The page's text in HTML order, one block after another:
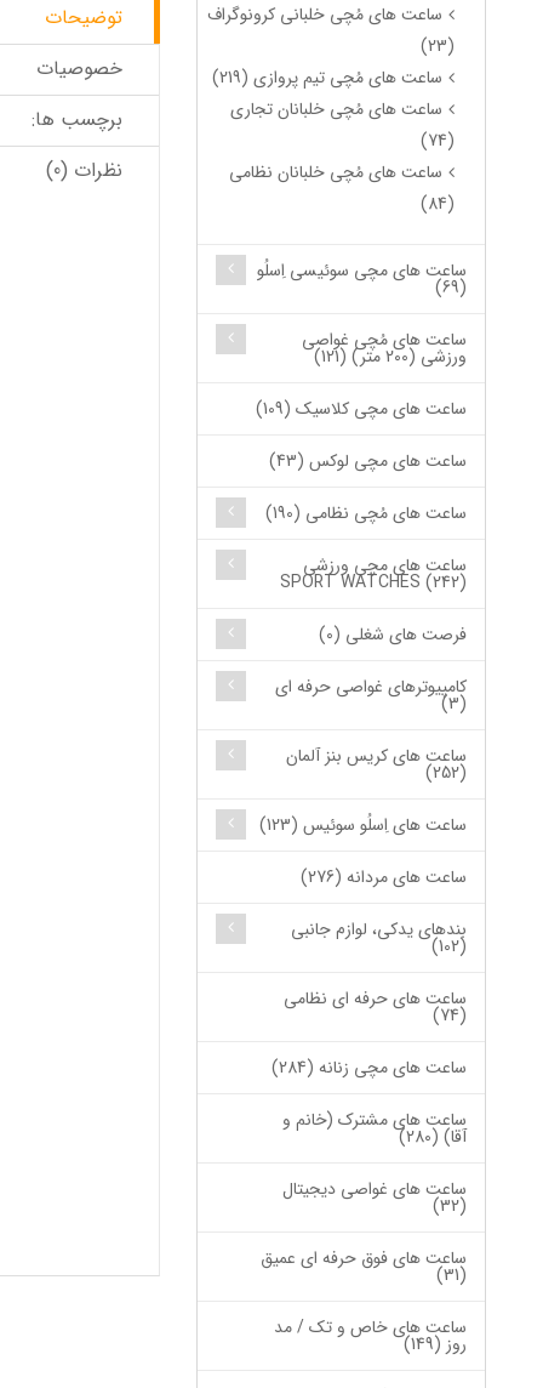
ساعت های مُچی خلبانی کرونوگراف
(23)
ساعت های مُچی تیم پروازی (219)
ساعت های مُچی خلبانان تجاری
(74)
ساعت های مُچی خلبانان نظامی
(84)
ساعت های مچی سوئیسی اِسلُو
(69)
ساعت های مُچی غواصی
ورزشی (200 متر) (121)
ساعت های مچی کلاسیک (109)
ساعت های مچی لوکس (43)
ساعت های مُچی نظامی (190)
ساعت های مچی ورزشی
SPORT WATCHES (242)
فرصت های شغلی (0)
کامپیوترهای غواصی حرفه ای
(3)
ساعت های کریس بنز آلمان
(252)
ساعت های اِسلُو سوئیس (123)
ساعت های مردانه (276)
بندهای یدکی، لوازم جانبی
(102)
ساعت های حرفه ای نظامی
(74)
ساعت های مچی زنانه (284)
ساعت های مشترک (خانم و
آقا) (280)
ساعت های غواصی دیجیتال
(32)
ساعت های فوق حرفه ای عمیق
(31)
ساعت های خاص و تک / مد
روز (149)
توضیحات
خصوصیات
برچسب ها:
نظرات (0)